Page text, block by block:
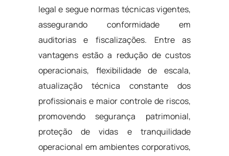
legal e segue normas técnicas vigentes,
assegurando conformidade em
auditorias e fiscalizações. Entre as
vantagens estão a redução de custos
operacionais, flexibilidade de escala,
atualização técnica constante dos
profissionais e maior controle de riscos,
promovendo segurança patrimonial,
proteção de vidas e tranquilidade
operacional em ambientes corporativos,